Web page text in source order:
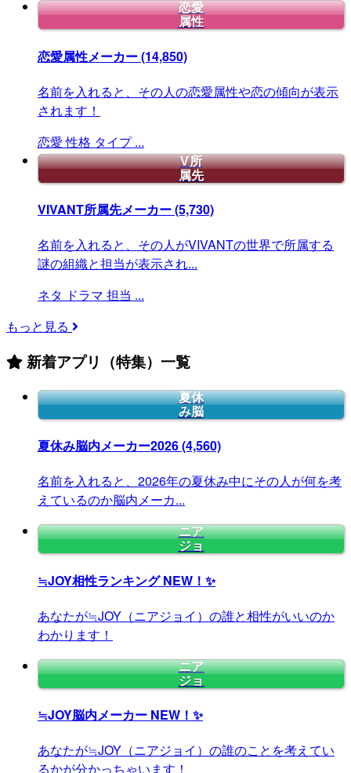
恋愛
属性
恋愛属性メーカー(14,850)
名前を入れると、その人の恋愛属性や恋の傾向が表示
されます！
恋愛 性格 タイプ ...
V所
属先
VIVANT所属先メーカー(5,730)
名前を入れると、その人がVIVANTの世界で所属する
謎の組織と担当が表示され...
ネタ ドラマ 担当 ...
もっと見る
新着アプリ（特集）一覧
夏休
み脳
夏休み脳内メーカー2026(4,560)
名前を入れると、2026年の夏休み中にその人が何を考
えているのか脳内メーカ...
ニア
ジョ
≒JOY相性ランキングNEW！✨
あなたが≒JOY（ニアジョイ）の誰と相性がいいのか
わかります！
ニア
ジョ
≒JOY脳内メーカー NEW！✨
あなたが≒JOY（ニアジョイ）の誰のことを考えてい
るかが分かっちゃいます！